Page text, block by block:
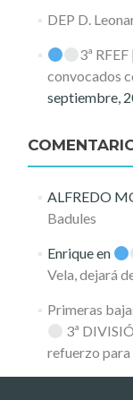
DEP D.
3ª
convocados
septiembre,
ALFREDO
Badules
Enriqueen
Vela, dejará
Primeras
3ª
refuerzo